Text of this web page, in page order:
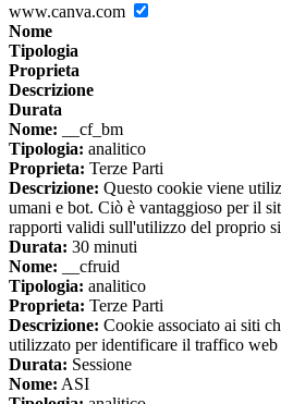
www.canva.com
Nome
Tipologia
Proprieta
Descrizione
Durata
Nome: __cf_bm
Tipologia: analitico
Proprieta: Terze Parti
Descrizione: Questo cookie viene
umani e bot. Ciò è vantaggioso per il
rapporti validi sull'utilizzo del proprio
Durata: 30 minuti
Nome: __cfruid
Tipologia: analitico
Proprieta: Terze Parti
Descrizione: Cookie associato ai siti
utilizzato per identificare il traffico web
Durata: Sessione
Nome: ASI